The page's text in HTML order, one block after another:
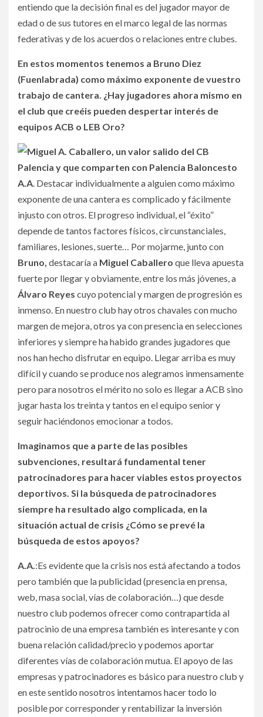
entiendo que la decisión final es del jugador mayor de
edad o de sus tutores en el marco legal de las normas
federativas y de los acuerdos o relaciones entre clubes.
En estos momentos tenemos a Bruno Diez
(Fuenlabrada) como máximo exponente de vuestro
trabajo de cantera. ¿Hay jugadores ahora mismo en
el club que creéis pueden despertar interés de
equipos ACB o LEB Oro?
A.A. Destacar individualmente a alguien como máximo
exponente de una cantera es complicado y fácilmente
injusto con otros. El progreso individual, el “éxito”
depende de tantos factores físicos, circunstanciales,
familiares, lesiones, suerte… Por mojarme, junto con
Bruno, destacaría a Miguel Caballero que lleva apuesta
fuerte por llegar y obviamente, entre los más jóvenes, a
Álvaro Reyes cuyo potencial y margen de progresión es
inmenso. En nuestro club hay otros chavales con mucho
margen de mejora, otros ya con presencia en selecciones
inferiores y siempre ha habido grandes jugadores que
nos han hecho disfrutar en equipo. Llegar arriba es muy
difícil y cuando se produce nos alegramos inmensamente
pero para nosotros el mérito no solo es llegar a ACB sino
jugar hasta los treinta y tantos en el equipo senior y
seguir haciéndonos emocionar a todos.
Imaginamos que a parte de las posibles
subvenciones, resultará fundamental tener
patrocinadores para hacer viables estos proyectos
deportivos. Si la búsqueda de patrocinadores
siempre ha resultado algo complicada, en la
situación actual de crisis ¿Cómo se prevé la
búsqueda de estos apoyos?
A.A.:Es evidente que la crisis nos está afectando a todos
pero también que la publicidad (presencia en prensa,
web, masa social, vías de colaboración…) que desde
nuestro club podemos ofrecer como contrapartida al
patrocinio de una empresa también es interesante y con
buena relación calidad/precio y podemos aportar
diferentes vías de colaboración mutua. El apoyo de las
empresas y patrocinadores es básico para nuestro club y
en este sentido nosotros intentamos hacer todo lo
posible por corresponder y rentabilizar la inversión